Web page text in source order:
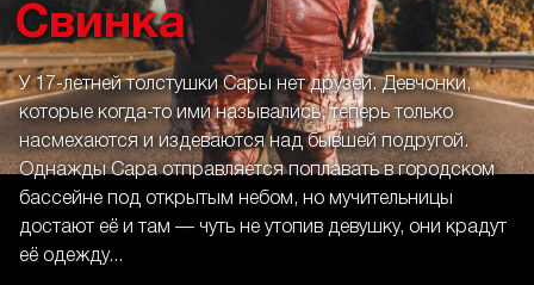
Свинка
У 17-летней толстушки Сары нет друзей. Девчонки,
которые когда-то ими назывались, теперь только
насмехаются и издеваются над бывшей подругой.
Однажды Сара отправляется поплавать в городском
бассейне под открытым небом, но мучительницы
достают её и там — чуть не утопив девушку, они крадут
её одежду...